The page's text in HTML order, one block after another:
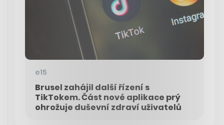
e15
Brusel zahájil další řízení s
TikTokem. Část nové aplikace prý
ohrožuje duševní zdraví uživatelů